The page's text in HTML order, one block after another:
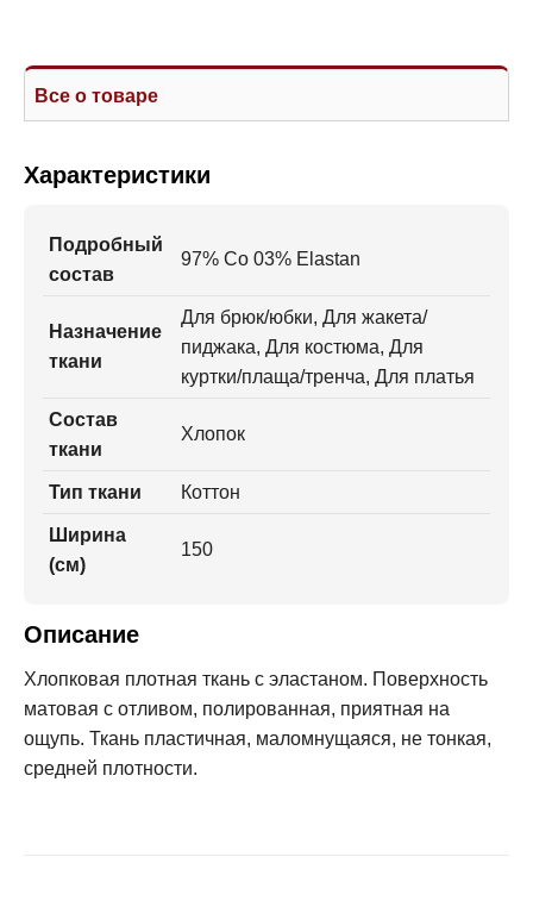
Все о товаре
Характеристики
Подробный
состав
97% Co 03% Elastan
Назначение
ткани
Для брюк/юбки, Для жакета/
пиджака, Для костюма, Для
куртки/плаща/тренча, Для платья
Состав
ткани
Хлопок
Тип ткани Коттон
Ширина
(см)
150
Описание
Хлопковая плотная ткань с эластаном. Поверхность
матовая с отливом, полированная, приятная на
ощупь. Ткань пластичная, маломнущаяся, не тонкая,
средней плотности.